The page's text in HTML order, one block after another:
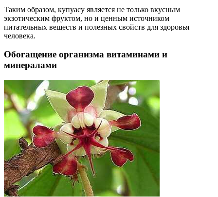
Таким образом, купуасу является не только вкусным
экзотическим фруктом, но и ценным источником
питательных веществ и полезных свойств для здоровья
человека.
Обогащение организма витаминами и
минералами